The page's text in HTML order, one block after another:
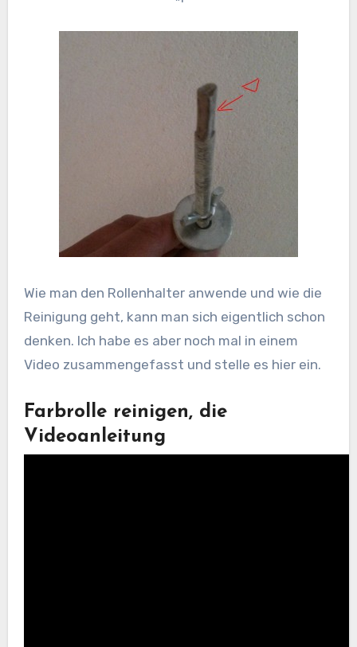
Wie man den Rollenhalter anwende und wie die
Reinigung geht, kann man sich eigentlich schon
denken. Ich habe es aber noch mal in einem
Video zusammengefasst und stelle es hier ein.
Farbrolle reinigen, die
Videoanleitung